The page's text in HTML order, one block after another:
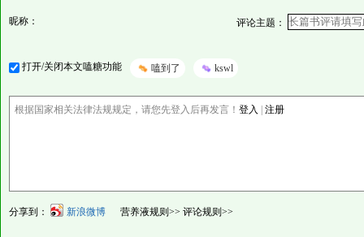
昵称： 评论主题：
打开/关闭本文嗑糖功能 嗑到了 kswl
根据国家相关法律法规规定，请您先登入后再发言！ 登入 | 注册
分享到： 新浪微博 营养液规则>> 评论规则>>